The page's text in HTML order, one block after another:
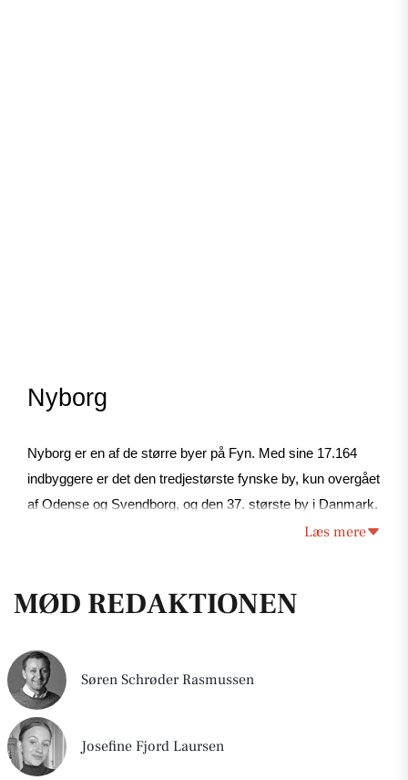
Nyborg
Nyborg er en af de større byer på Fyn. Med sine 17.164
indbyggere er det den tredjestørste fynske by, kun overgået
af Odense og Svendborg, og den 37. største by i Danmark.
Nyborg har et areal på 276,24 kvadratkilometer. Byen med
ligger i Region Syddanmark, som dækker Fyn (inklusiv
Nyborgs geografiske placering gør det nemt at besøge
andre fynske byer som for eksempel Svendborg,
Kerteminde og Odense, der alle ligger inden for en radius af
cirka 30 kilometer. Derudover er Nyborg den sidste fynske
by inden Sjælland, og det er derfor nemt at komme til
Læs mere
MØD REDAKTIONEN
Søren Schrøder Rasmussen
Josefine Fjord Laursen